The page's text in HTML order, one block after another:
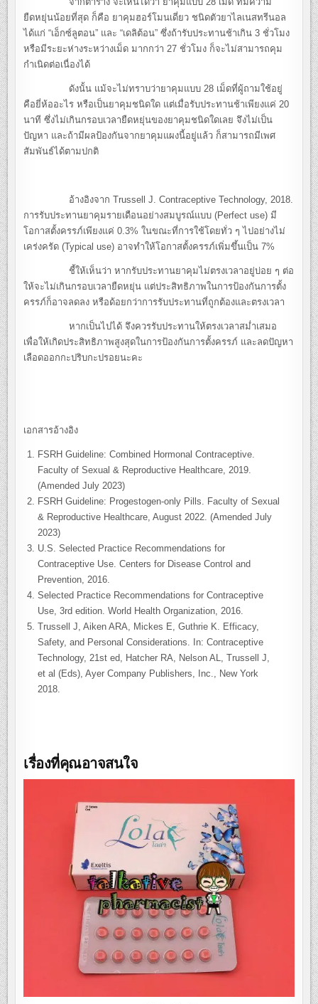
ยืดหยุ่นน้อยที่สุด ก็คือ ยาคุมฮอร์โมนเดี่ยว ชนิดตัวยาไลเนสทรีนอล
ได้แก่ “เอ็กซ์ลูตอน” และ “เดลิต้อน” ซึ่งถ้ารับประทานช้าเกิน 3 ชั่วโมง
หรือมีระยะห่างระหว่างเม็ด มากกว่า 27 ชั่วโมง ก็จะไม่สามารถคุม
กำเนิดต่อเนื่องได้
ดังนั้น แม้จะไม่ทราบว่ายาคุมแบบ 28 เม็ดที่ผู้ถามใช้อยู่
คือยี่ห้ออะไร หรือเป็นยาคุมชนิดใด แต่เมื่อรับประทานช้าเพียงแค่ 20
นาที ซึ่งไม่เกินกรอบเวลายืดหยุ่นของยาคุมชนิดใดเลย จึงไม่เป็น
ปัญหา และถ้ามีผลป้องกันจากยาคุมแผงนี้อยู่แล้ว ก็สามารถมีเพศ
สัมพันธ์ได้ตามปกติ
อ้างอิงจาก Trussell J. Contraceptive Technology, 2018.
การรับประทานยาคุมรายเดือนอย่างสมบูรณ์แบบ (Perfect use) มี
โอกาสตั้งครรภ์เพียงแค่ 0.3% ในขณะที่การใช้โดยทั่ว ๆ ไปอย่างไม่
เคร่งครัด (Typical use) อาจทำให้โอกาสตั้งครรภ์เพิ่มขึ้นเป็น 7%
ชี้ให้เห็นว่า หากรับประทานยาคุมไม่ตรงเวลาอยู่บ่อย ๆ ต่อ
ให้จะไม่เกินกรอบเวลายืดหยุ่น แต่ประสิทธิภาพในการป้องกันการตั้ง
ครรภ์ก็อาจลดลง หรือด้อยกว่าการรับประทานที่ถูกต้องและตรงเวลา
หากเป็นไปได้ จึงควรรับประทานให้ตรงเวลาสม่ำเสมอ
เพื่อให้เกิดประสิทธิภาพสูงสุดในการป้องกันการตั้งครรภ์ และลดปัญหา
เลือดออกกะปริบกะปรอยนะคะ
เอกสารอ้างอิง
FSRH Guideline: Combined Hormonal Contraceptive.
Faculty of Sexual & Reproductive Healthcare, 2019.
(Amended July 2023)
FSRH Guideline: Progestogen-only Pills. Faculty of Sexual
& Reproductive Healthcare, August 2022. (Amended July
2023)
U.S. Selected Practice Recommendations for
Contraceptive Use. Centers for Disease Control and
Prevention, 2016.
Selected Practice Recommendations for Contraceptive
Use, 3rd edition. World Health Organization, 2016.
Trussell J, Aiken ARA, Mickes E, Guthrie K. Efficacy,
Safety, and Personal Considerations. In: Contraceptive
Technology, 21st ed, Hatcher RA, Nelson AL, Trussell J,
et al (Eds), Ayer Company Publishers, Inc., New York
2018.
เรื่องที่คุณอาจสนใจ